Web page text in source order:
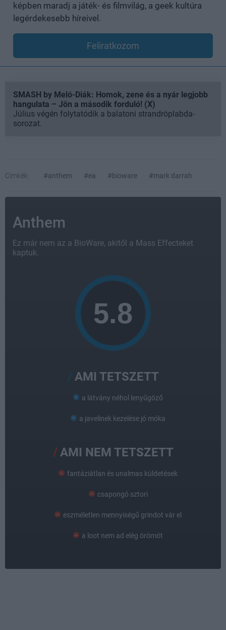
képben maradj a játék- és filmvilág, a geek kultúra
legérdekesebb híreivel.
Feliratkozom
SMASH by Meló-Diák: Homok, zene és a nyár legjobb
hangulata – Jön a második forduló! (X)
Július végén folytatódik a balatoni strandröplabda-
sorozat.
Címkék: #anthem #ea #bioware #mark darrah
Anthem
Ez már nem az a BioWare, akitől a Mass Effecteket
kaptuk.
AMI TETSZETT
a látvány néhol lenyűgöző
a javelinek kezelése jó móka
AMI NEM TETSZETT
fantáziátlan és unalmas küldetések
csapongó sztori
eszméletlen mennyiségű grindot vár el
a loot nem ad elég örömöt